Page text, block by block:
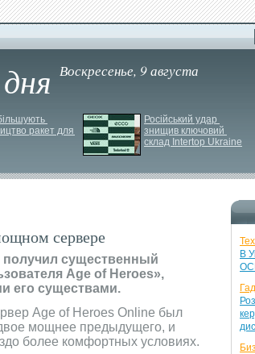
Воскресенье, 9 августа
ракет для
Російський удар
знищив ключовий
склад Intertop Ukraine
сервере
получил существенный
Age of Heroes»,
его существами.
Age of Heroes Online был
мощнее предыдущего, и
более комфортных условиях.
В